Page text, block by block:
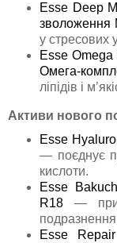
Esse Deep
зволоження
у стресових
Esse Omega
Омега-
ліпідів і
Активи нового
Esse
— поєднує
кислоти.
Esse
R18 —
Esse